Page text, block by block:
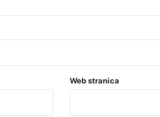
Web stranica